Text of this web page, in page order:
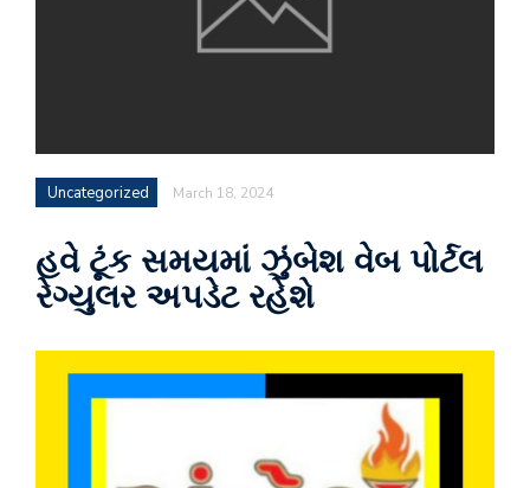
Uncategorized March 18, 2024
હવે ટૂંક સમયમાં ઝુંબેશ વેબ પોર્ટલ
રેગ્યુલર અપડેટ રહેશે